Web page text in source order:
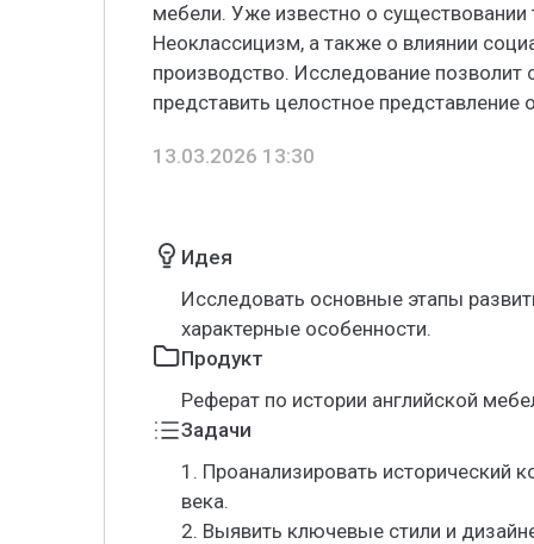
мебели. Уже известно о существовании
Неоклассицизм, а также о влиянии
производство. Исследование позволит
представить целостное представление
13.03.2026 13:30
Идея
Исследовать основные этапы
характерные особенности.
Продукт
Реферат по истории английской
Задачи
1. Проанализировать исторический
века.
2. Выявить ключевые стили и